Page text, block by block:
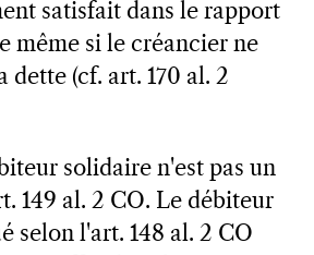
satisfait dans le rapport
même si le créancier ne
dette (cf. art. 170 al. 2
solidaire n'est pas un
149 al. 2 CO. Le débiteur
selon l'art. 148 al. 2 CO